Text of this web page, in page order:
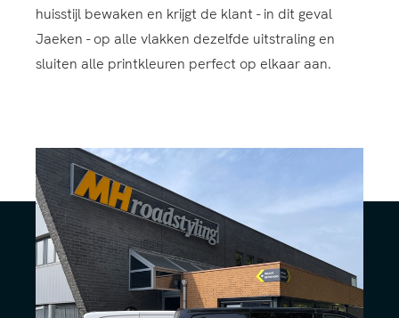
huisstijl bewaken en krijgt de klant - in dit geval
Jaeken - op alle vlakken dezelfde uitstraling en
sluiten alle printkleuren perfect op elkaar aan.